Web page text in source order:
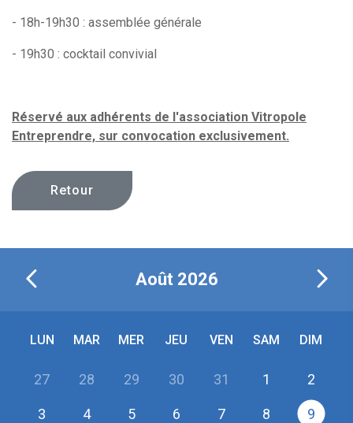
- 18h-19h30 : assemblée générale
- 19h30 : cocktail convivial
Réservé aux adhérents de l'association Vitropole
Entreprendre, sur convocation exclusivement.
Retour
Août 2026
LUN MAR MER JEU VEN SAM DIM
27 28 29 30 31 1 2
3 4 5 6 7 8 9